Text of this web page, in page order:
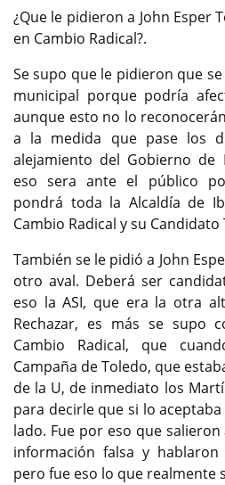
¿Que le pidieron a John Esper
en Cambio Radical?.
Se supo que le pidieron que
municipal porque podría
aunque esto no lo
a la medida que pase los
alejamiento del Gobierno de
eso sera ante el público
pondrá toda la Alcaldía de
Cambio Radical y su Candidato
También se le pidió a John
otro aval. Deberá ser
eso la ASI, que era la otra
Rechazar, es más se supo
Cambio Radical, que
Campaña de Toledo, que
de la U, de inmediato los
para decirle que si lo
lado. Fue por eso que
información falsa y hablaron
pero fue eso lo que realmente